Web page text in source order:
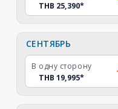
THB 25,390*
СЕНТЯБРЬ
В одну сторону
THB 19,995*